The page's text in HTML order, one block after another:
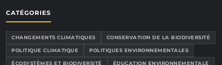
CATÉGORIES
CHANGEMENTS CLIMATIQUES
CONSERVATION DE LA BIODIVERSITÉ
POLITIQUE CLIMATIQUE
POLITIQUES ENVIRONNEMENTALES
ÉCOSYSTÈMES ET BIODIVERSITÉ
ÉDUCATION ENVIRONNEMENTALE